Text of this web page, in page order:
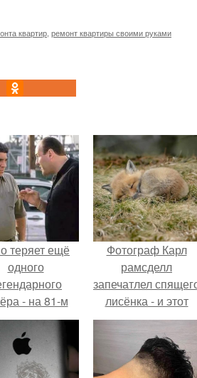
квартир ремонт квартиры своими руками
теряет ещё
одного
- на 81-м
не стало
пасторе.
Фотограф Карл
рамсделл
запечатлел
лисёнка - и этот
кадр способен
растопить даже
самое суровое
сердце.